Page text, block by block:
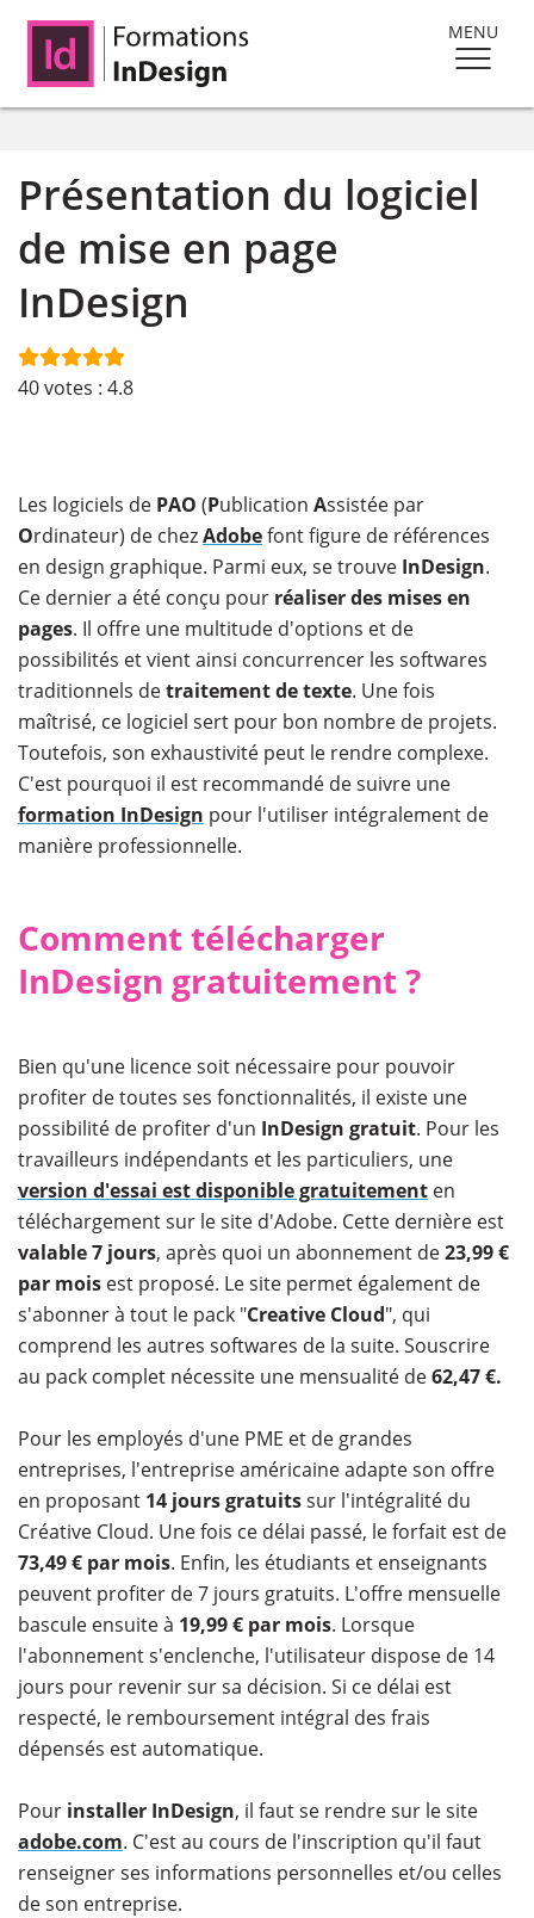
MENU
Présentation du logiciel
de mise en page
InDesign
40votes : 4.8
Les logiciels de PAO (Publication Assistée par
Ordinateur) de chezAdobefont figure de références
en design graphique. Parmi eux, se trouve InDesign.
Ce dernier a été conçu pour réaliser des mises en
pages. Il offre une multitude d'options et de
possibilités et vient ainsi concurrencer les softwares
traditionnels detraitement de texte. Une fois
maîtrisé, ce logiciel sert pour bon nombre de projets.
Toutefois, son exhaustivité peut le rendre complexe.
C'est pourquoi il est recommandé de suivre une
formation InDesign pour l'utiliser intégralement de
manière professionnelle.
Comment télécharger
InDesign gratuitement ?
Bien qu'une licence soit nécessaire pour pouvoir
profiter de toutes ses fonctionnalités, il existe une
possibilité de profiter d'un InDesign gratuit. Pour les
travailleurs indépendants et les particuliers, une
version d'essai est disponible gratuitement en
téléchargement sur le site d'Adobe. Cette dernière est
valable 7 jours, après quoi un abonnement de23,99 €
par mois est proposé. Le site permet également de
s'abonner à tout le pack "Creative Cloud", qui
comprend les autres softwares de la suite. Souscrire
au pack complet nécessite une mensualité de62,47 €.
Pour les employés d'une PME et de grandes
entreprises, l'entreprise américaine adapte son offre
en proposant 14 jours gratuitssur l'intégralité du
Créative Cloud. Une fois ce délai passé, le forfait est de
73,49 € par mois. Enfin, les étudiants et enseignants
peuvent profiter de 7 jours gratuits. L'offre mensuelle
bascule ensuite à 19,99 € par mois. Lorsque
l'abonnement s'enclenche, l'utilisateur dispose de 14
jours pour revenir sur sa décision. Si ce délai est
respecté, le remboursement intégral des frais
dépensés est automatique.
Pour installer InDesign, il faut se rendre sur le site
adobe.com. C'est au cours de l'inscription qu'il faut
renseigner ses informations personnelles et/ou celles
de son entreprise.